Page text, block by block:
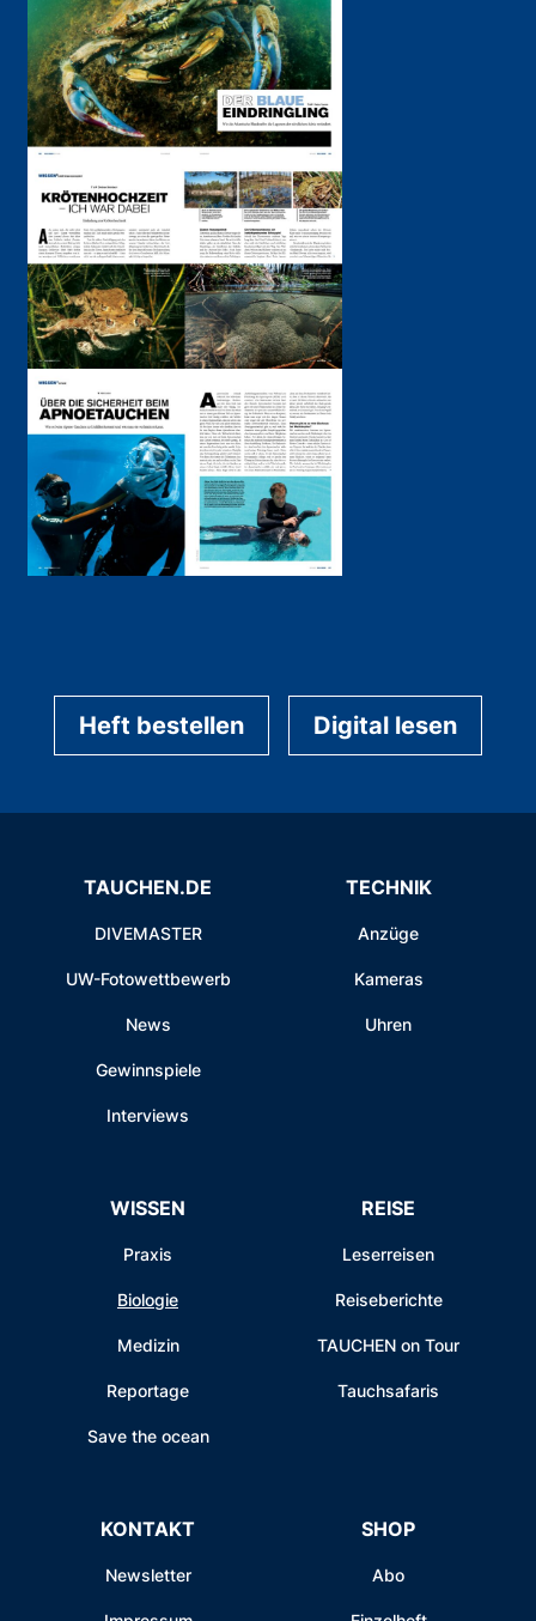
Heft bestellen Digital lesen
TAUCHEN.DE
DIVEMASTER
UW-Fotowettbewerb
News
Gewinnspiele
Interviews
TECHNIK
Anzüge
Kameras
Uhren
WISSEN
Praxis
Biologie
Medizin
Reportage
Save the ocean
REISE
Leserreisen
Reiseberichte
TAUCHEN on Tour
Tauchsafaris
KONTAKT
Newsletter
SHOP
Abo